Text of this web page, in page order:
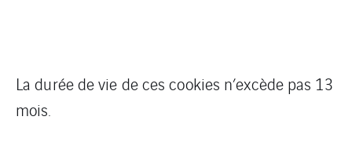
La durée de vie de ces cookies n’excède pas 13
mois.